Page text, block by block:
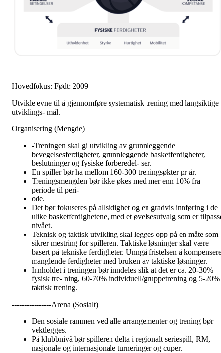
Hovedfokus: Født: 2009
Utvikle evne til å gjennomføre systematisk trening med langsiktige
utviklings- mål.
Organisering (Mengde)
-Treningen skal gi utvikling av grunnleggende
bevegelsesferdigheter, grunnleggende basketferdigheter,
beslutninger og fysiske forberedel- ser.
En spiller bør ha mellom 160-300 treningsøkter pr år.
Treningsmengden bør ikke økes med mer enn 10% fra
periode til peri-
ode.
Det bør fokuseres på allsidighet og en gradvis innføring i de
ulike basketferdighetene, med et øvelsesutvalg som er
nivået.
Teknisk og taktisk utvikling skal legges opp på en måte som
sikrer mestring for spilleren. Taktiske løsninger skal være
basert på tekniske ferdigheter. Unngå fristelsen å kompensere
manglende ferdigheter med bruken av taktiske løsninger.
Innholdet i treningen bør inndeles slik at det er ca. 20-30%
fysisk tre- ning, 60-70% individuell/gruppetrening og 5-20%
taktisk trening.
----------------Arena (Sosialt)
Den sosiale rammen ved alle arrangementer og trening bør
vektlegges.
På klubbnivå bør spilleren delta i regionalt seriespill, RM,
nasjonale og internasjonale turneringer og cuper.